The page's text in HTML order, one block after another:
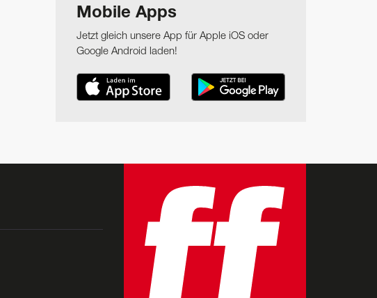
Mobile Apps
Jetzt gleich unsere App für Apple iOS oder
Google Android laden!